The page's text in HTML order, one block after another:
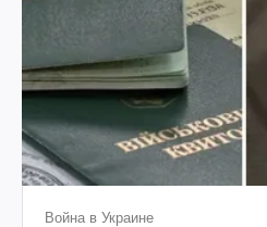
Война в Украине